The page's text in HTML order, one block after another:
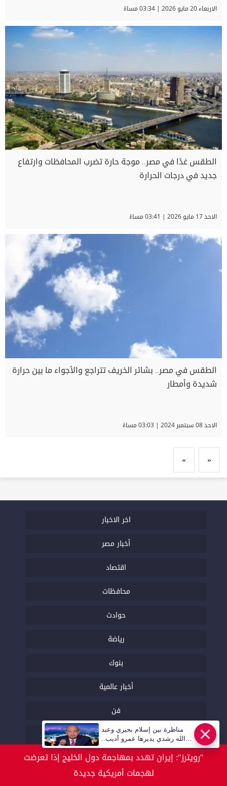
الاربعاء 20 مايو 2026 | 03:34 مساءً
الطقس غدًا في مصر.. موجة حارة تضرب المحافظات وارتفاع
جديد في درجات الحرارة
الاحد 17 مايو 2026 | 03:41 مساءً
الطقس في مصر.. بشائر الخريف تتراجع والأجواء ما بين حرارة
شديدة وأمطار
الاحد 08 سبتمبر 2024 | 03:03 مساءً
«
»
اخر الاخبار
أخبار مصر
اقتصاد
محافظات
حوادث
رياضة
بنوك
أخبار عالمية
فن
توك شو
تحقيقات
خدمات
عاجل
"رويترز": إيران تهدد بمهاجمة دول الخليج إذا تعرضت
لهجمات أمريكية جديدة
مناظرة بين إسلام بحيري وعبد
الله رشدي يديرها عمرو أديب..
قريبا | أهل مصر